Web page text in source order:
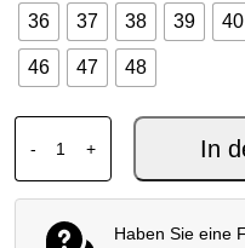
36 37 38 39 40
46 47 48
-
XPD MOTO WAY
+ In
Haben Sie eine